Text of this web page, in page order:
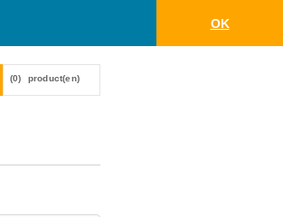
OK
(0) product(en)